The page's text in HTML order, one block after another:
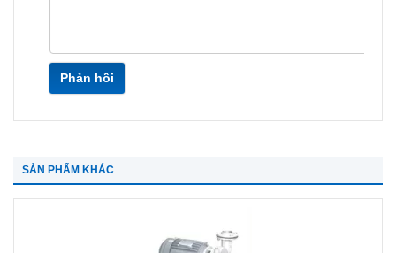
Phản hồi
SẢN PHẨM KHÁC